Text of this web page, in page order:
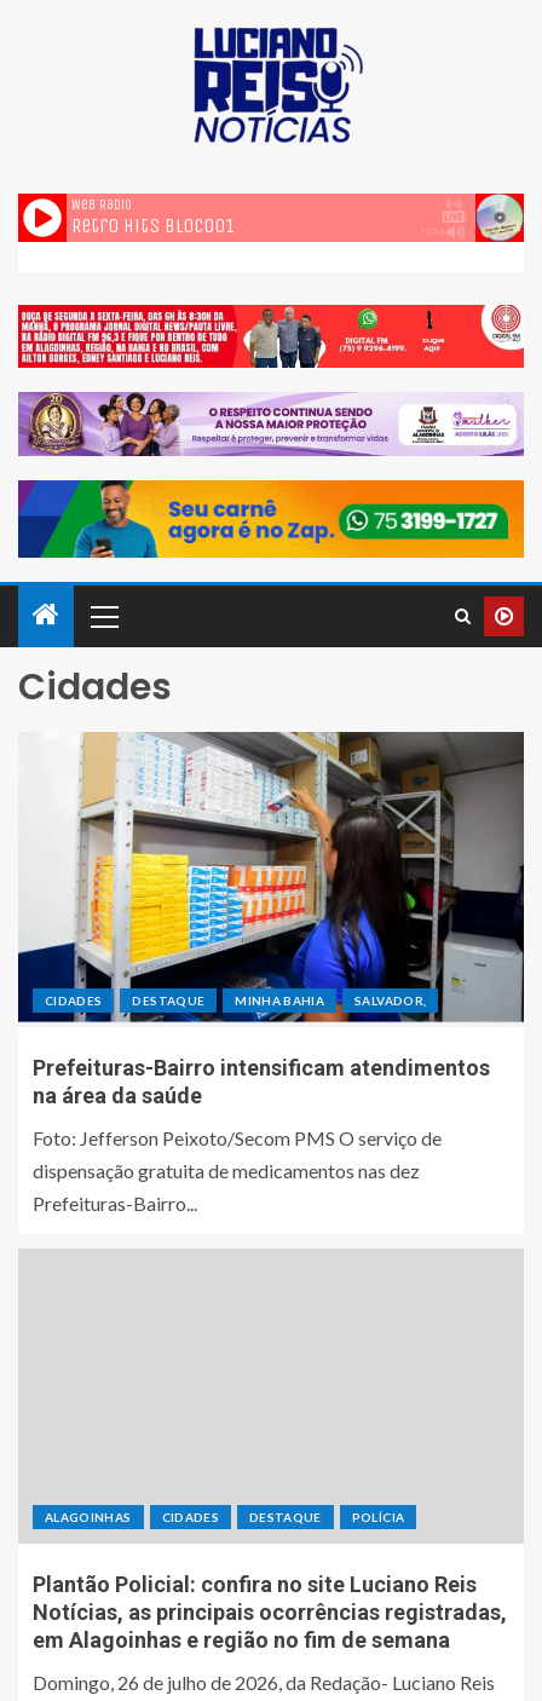
Cidades
CIDADES DESTAQUE MINHA BAHIA SALVADOR,
Prefeituras-Bairro intensificam atendimentos
na área da saúde
Foto: Jefferson Peixoto/Secom PMS O serviço de
dispensação gratuita de medicamentos nas dez
Prefeituras-Bairro...
ALAGOINHAS CIDADES DESTAQUE POLÍCIA
Plantão Policial: confira no site Luciano Reis
Notícias, as principais ocorrências registradas,
em Alagoinhas e região no fim de semana
Domingo, 26 de julho de 2026, da Redação- Luciano Reis